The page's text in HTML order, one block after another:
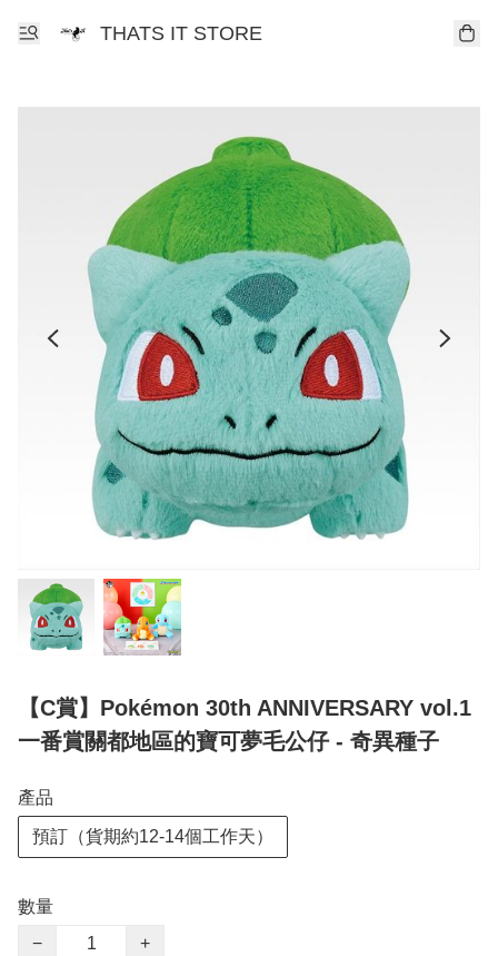
THATS IT STORE
【C賞】Pokémon 30th ANNIVERSARY vol.1
一番賞關都地區的寶可夢毛公仔 - 奇異種子
產品
預訂（貨期約12-14個工作天）
數量
−
+